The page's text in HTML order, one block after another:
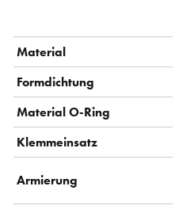
Material
Formdichtung
Material O-Ring
Klemmeinsatz
Armierung